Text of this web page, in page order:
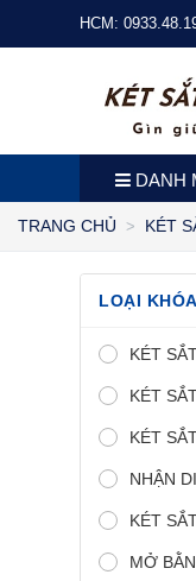
HCM:
DANH
TRANG CHỦ KÉT
LOẠI KHÓA
KÉT
KÉT
KÉT
NHẬN
KÉT
MỞ